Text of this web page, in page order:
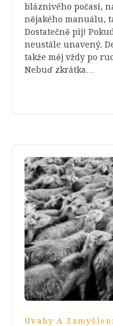
bláznivého počasí,
nějakého manuálu,
Dostatečně pij!
neustále unavený.
takže měj vždy po
Nebuď zkrátka…
Úvahy A